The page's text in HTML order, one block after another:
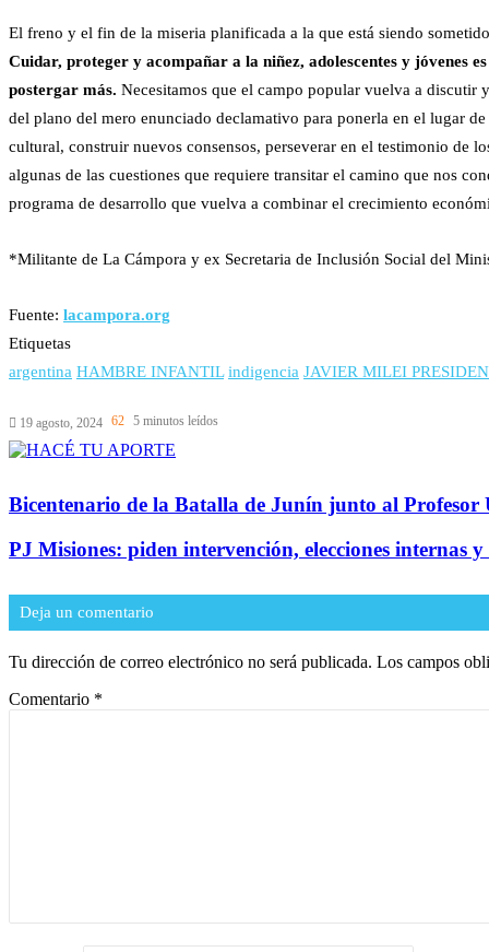
El freno y el fin de la miseria planificada a la que está siendo
Cuidar, proteger y acompañar a la niñez, adolescentes y jóvenes
postergar más. Necesitamos que el campo popular vuelva a discutir
del plano del mero enunciado declamativo para ponerla en el lugar
cultural, construir nuevos consensos, perseverar en el testimonio de
algunas de las cuestiones que requiere transitar el camino que nos
programa de desarrollo que vuelva a combinar el crecimiento
*Militante de La Cámpora y ex Secretaria de Inclusión Social del
Fuente: lacampora.org
Etiquetas
argentina HAMBRE INFANTIL indigencia JAVIER MILEI
19 agosto, 2024 62 5 minutos leídos
Bicentenario de la Batalla de Junín junto al Profesor
PJ Misiones: piden intervención, elecciones internas
Deja un comentario
Tu dirección de correo electrónico no será publicada. Los campos
Comentario *